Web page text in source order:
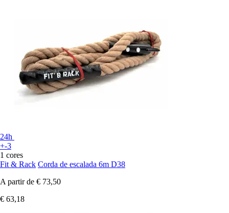
24h
+-3
1 cores
Fit & Rack Corda de escalada 6m D38
A partir de € 73,50
€ 63,18